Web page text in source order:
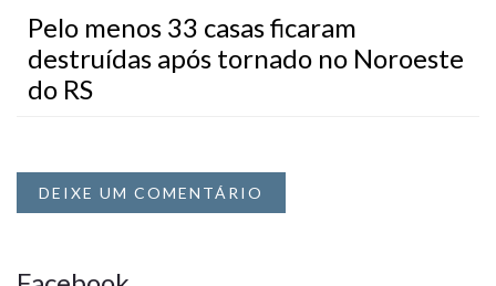
Pelo menos 33 casas ficaram
destruídas após tornado no Noroeste
do RS
DEIXE UM COMENTÁRIO